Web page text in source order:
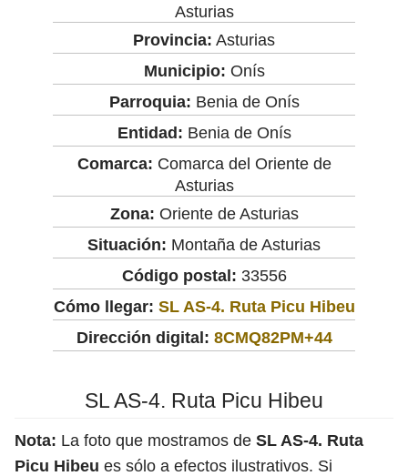
Asturias
Provincia: Asturias
Municipio: Onís
Parroquia: Benia de Onís
Entidad: Benia de Onís
Comarca: Comarca del Oriente de
Asturias
Zona: Oriente de Asturias
Situación: Montaña de Asturias
Código postal: 33556
Cómo llegar: SL AS-4. Ruta Picu Hibeu
Dirección digital: 8CMQ82PM+44
SL AS-4. Ruta Picu Hibeu
Nota: La foto que mostramos de SL AS-4. Ruta
Picu Hibeu es sólo a efectos ilustrativos. Si